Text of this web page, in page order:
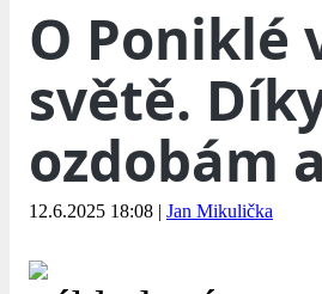
O Poniklé
světě.
ozdobám
12.6.2025 18:08 | Jan Mikulička